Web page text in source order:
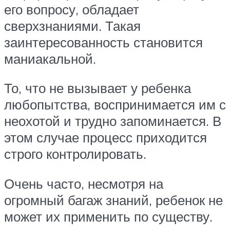
его вопросу, обладает
сверхзнаниями. Такая
заинтересованность становится
маниакальной.
То, что не вызывает у ребенка
любопытства, воспринимается им с
неохотой и трудно запоминается. В
этом случае процесс приходится
строго контролировать.
Очень часто, несмотря на
огромный багаж знаний, ребенок не
может их применить по существу.